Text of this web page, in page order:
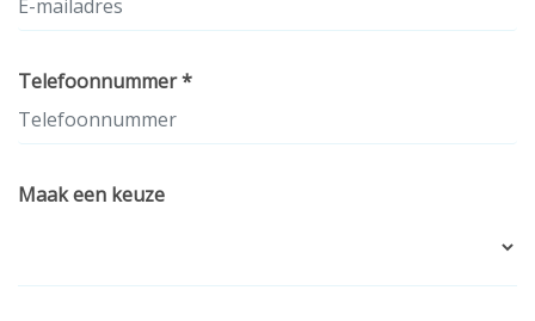
Telefoonnummer *
Maak een keuze